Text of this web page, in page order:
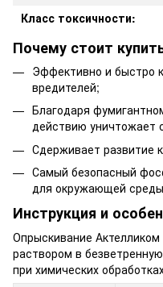
Класс токсичности:
Почему стоит
Эффективно и быстро
вредителей;
Благодаря
действию уничтожает
Сдерживает развитие
Самый безопасный
для окружающей
Инструкция и
Опрыскивание
раствором в
при химических